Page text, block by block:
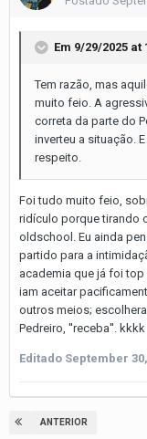
Em 9/29/2025 at
Tem razão, mas
muito feio. A
correta da parte do
inverteu a situação.
respeito.
Foi tudo muito feio,
ridículo porque tirando
oldschool. Eu ainda
partido para a
academia que já foi top
iam aceitar
outros meios;
Pedreiro, ''receba''. kkkk
Editado September
ANTERIOR